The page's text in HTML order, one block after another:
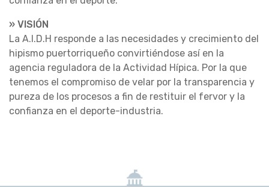
» VISIÓN
La A.I.D.H responde a las necesidades y crecimiento del
hipismo puertorriqueño convirtiéndose así en la
agencia reguladora de la Actividad Hípica. Por la que
tenemos el compromiso de velar por la transparencia y
pureza de los procesos a fin de restituir el fervor y la
confianza en el deporte-industria.